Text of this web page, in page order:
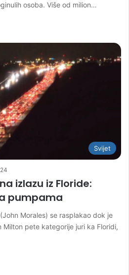
osoba. Više od milion…
Svijet
izlazu iz Floride:
pumpama
Morales) se rasplakao dok je
Milton pete kategorije juri ka Floridi,